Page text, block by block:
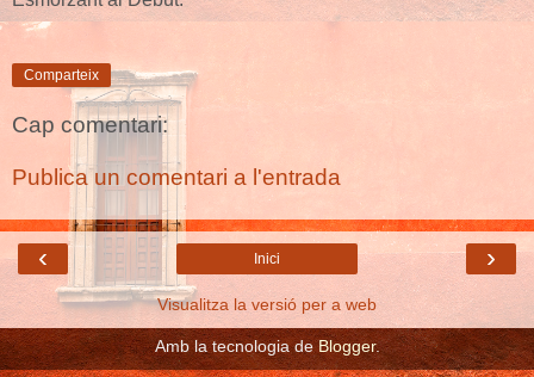
Comparteix
Cap comentari:
Publica un comentari a l'entrada
‹ ›
Inici
Visualitza la versió per a web
Amb la tecnologia deBlogger.